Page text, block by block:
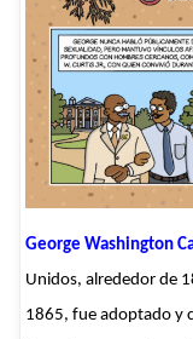
George Washington
Unidos, alrededor de
1865, fue adoptado y